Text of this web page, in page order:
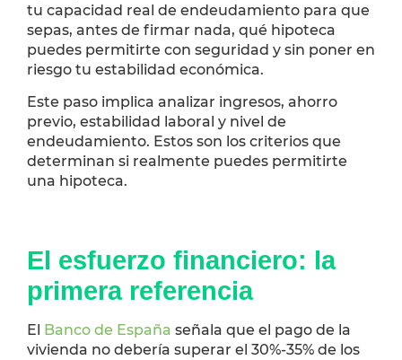
tu capacidad real de endeudamiento para que
sepas, antes de firmar nada, qué hipoteca
puedes permitirte con seguridad y sin poner en
riesgo tu estabilidad económica.
Este paso implica analizar ingresos, ahorro
previo, estabilidad laboral y nivel de
endeudamiento. Estos son los criterios que
determinan si realmente puedes permitirte
una hipoteca.
El esfuerzo financiero: la
primera referencia
El Banco de España señala que el pago de la
vivienda no debería superar el 30%-35% de los